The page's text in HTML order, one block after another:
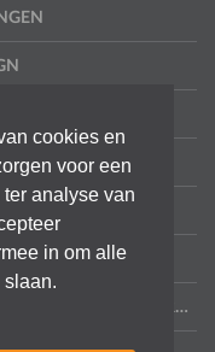
cookies en
voor een
analyse van
in om alle
slaan.
PRIVACYVERKLARING - KLANTEN, LEVERANCIERS E.A. OPDRACHTNEMERS